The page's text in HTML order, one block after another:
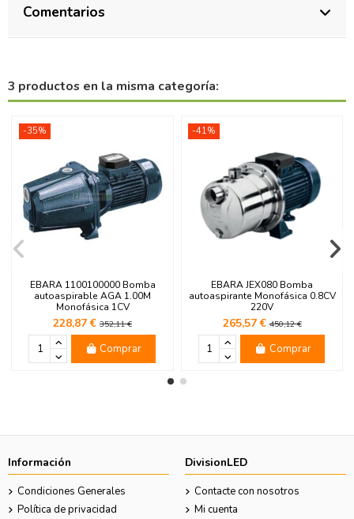
Comentarios
3 productos en la misma categoría:
-35%
EBARA 1100100000 Bomba
autoaspirable AGA 1.00M
Monofásica 1CV
228,87 € 352,11 €
Comprar
-41%
EBARA JEX080 Bomba
autoaspirante Monofásica 0.8CV
220V
265,57 €450,12 €
Comprar
Información
Condiciones Generales
Política de privacidad
DivisionLED
Contacte con nosotros
Mi cuenta